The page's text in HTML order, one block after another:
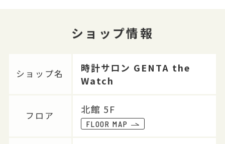
ショップ情報
ショップ名
時計サロン GENTA the
Watch
フロア
北館 5F
FLOOR MAP